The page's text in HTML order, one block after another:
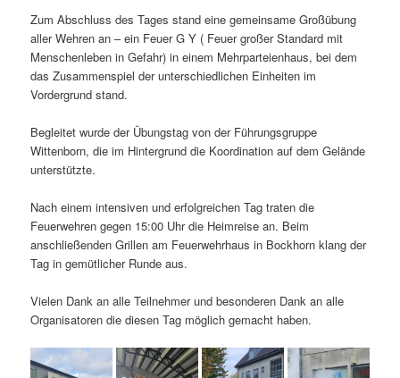
Zum Abschluss des Tages stand eine gemeinsame Großübung
aller Wehren an – ein Feuer G Y ( Feuer großer Standard mit
Menschenleben in Gefahr) in einem Mehrparteienhaus, bei dem
das Zusammenspiel der unterschiedlichen Einheiten im
Vordergrund stand.
Begleitet wurde der Übungstag von der Führungsgruppe
Wittenborn, die im Hintergrund die Koordination auf dem Gelände
unterstützte.
Nach einem intensiven und erfolgreichen Tag traten die
Feuerwehren gegen 15:00 Uhr die Heimreise an. Beim
anschließenden Grillen am Feuerwehrhaus in Bockhorn klang der
Tag in gemütlicher Runde aus.
Vielen Dank an alle Teilnehmer und besonderen Dank an alle
Organisatoren die diesen Tag möglich gemacht haben.